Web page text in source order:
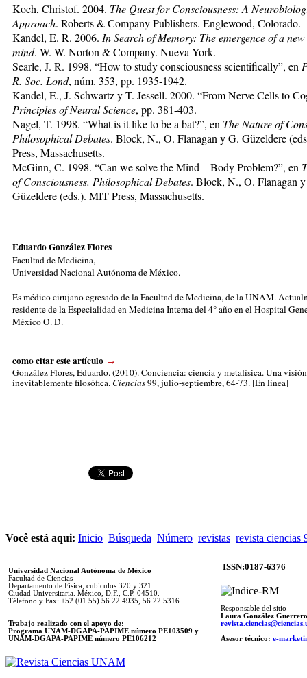
Koch, Christof. 2004. The Quest for Consciousness: A
Approach. Roberts & Company Publishers. Englewood, Colorado.
Kandel, E. R. 2006. In Search of Memory: The emergence of a
mind. W. W. Norton & Company. Nueva York.
Searle, J. R. 1998. “How to study consciousness scientifically”, en
R. Soc. Lond, núm. 353, pp. 1935-1942.
Kandel, E., J. Schwartz y T. Jessell. 2000. “From Nerve Cells to
Principles of Neural Science, pp. 381-403.
Nagel, T. 1998. “What is it like to be a bat?”, en The Nature of
Philosophical Debates. Block, N., O. Flanagan y G. Güzeldere
Press, Massachusetts.
McGinn, C. 1998. “Can we solve the Mind – Body Problem?”, en
of Consciousness. Philosophical Debates. Block, N., O. Flanagan
Güzeldere (eds.). MIT Press, Massachusetts.
Eduardo González Flores
Facultad de Medicina,
Universidad Nacional Autónoma de México.
Es médico cirujano egresado de la Facultad de Medicina, de la UNAM.
residente de la Especialidad en Medicina Interna del 4° año en el Hospital
México O. D.
como citar este artículo →
González Flores, Eduardo.(2010). Conciencia: ciencia y metafísica. Una visión
inevitablemente filosófica. Ciencias99, julio-septiembre, 64-73. [En línea]
Você está aqui: Inicio Búsqueda Número revistas revista ciencias
Universidad Nacional Autónoma de México
Facultad de Ciencias
Departamento de Física, cubículos 320 y 321.
Ciudad Universitaria. México, D.F., C.P. 04510.
Télefono y Fax: +52 (01 55) 56 22 4935, 56 22 5316
Trabajo realizado con el apoyo de:
Programa UNAM-DGAPA-PAPIME número PE103509 y
UNAM-DGAPA-PAPIME número PE106212
ISSN:0187-6376
Responsable del sitio
Laura González Guerrero
Asesor técnico: e-